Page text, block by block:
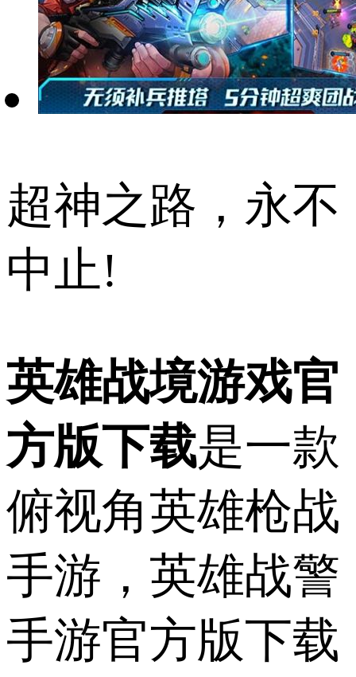
超神之路，永不
中止!
英雄战境游戏官
方版下载是一款
俯视角英雄枪战
手游，英雄战警
手游官方版下载